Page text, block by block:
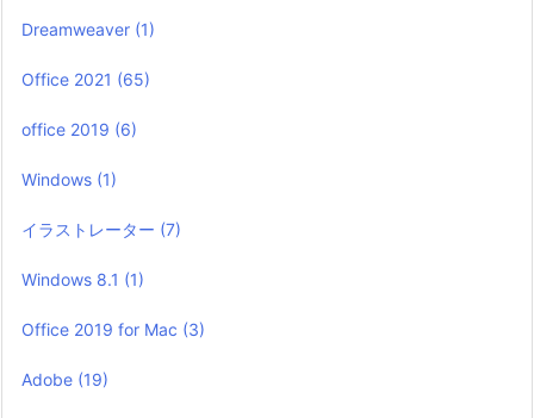
Dreamweaver (1)
Office 2021 (65)
office 2019 (6)
Windows (1)
イラストレーター (7)
Windows 8.1 (1)
Office 2019 for Mac (3)
Adobe (19)